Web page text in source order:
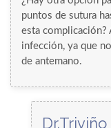
puntos de sutura
esta complicación?
infección, ya que
de antemano.
Dr.Triviño